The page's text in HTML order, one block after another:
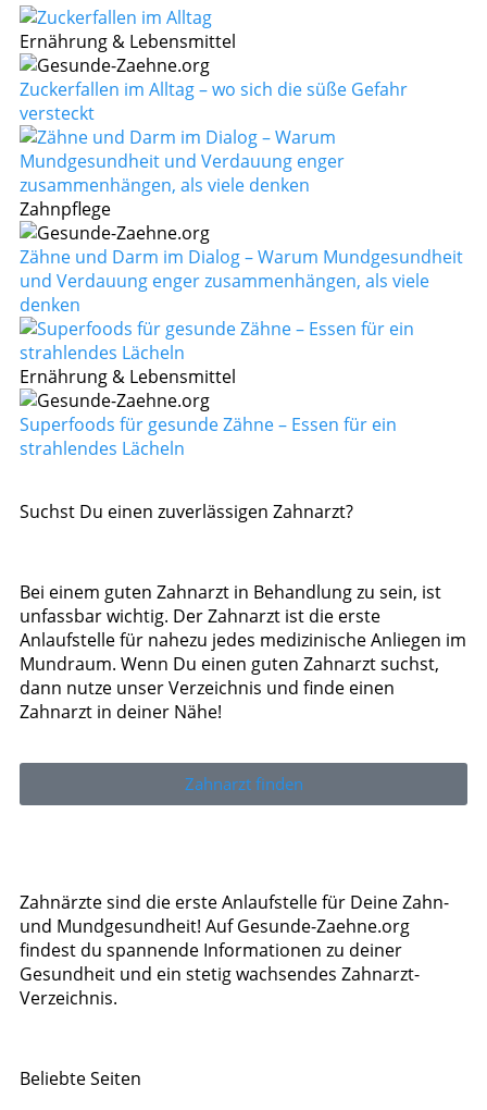
Ernährung & Lebensmittel
Zuckerfallen im Alltag – wo sich die süße Gefahr
versteckt
Zahnpflege
Zähne und Darm im Dialog – Warum Mundgesundheit
und Verdauung enger zusammenhängen, als viele
denken
Ernährung & Lebensmittel
Superfoods für gesunde Zähne – Essen für ein
strahlendes Lächeln
Suchst Du einen zuverlässigen Zahnarzt?
Bei einem guten Zahnarzt in Behandlung zu sein, ist
unfassbar wichtig. Der Zahnarzt ist die erste
Anlaufstelle für nahezu jedes medizinische Anliegen im
Mundraum. Wenn Du einen guten Zahnarzt suchst,
dann nutze unser Verzeichnis und finde einen
Zahnarzt in deiner Nähe!
Zahnarzt finden
Zahnärzte sind die erste Anlaufstelle für Deine Zahn-
und Mundgesundheit! Auf Gesunde-Zaehne.org
findest du spannende Informationen zu deiner
Gesundheit und ein stetig wachsendes Zahnarzt-
Verzeichnis.
Beliebte Seiten